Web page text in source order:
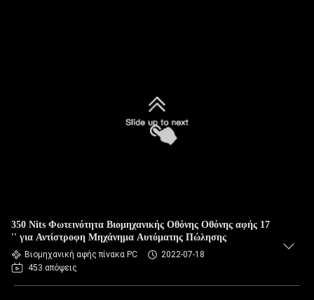
350 Nits Φωτεινότητα Βιομηχανικής Οθόνης Οθόνης αφής 17
'' για Αντίστροφη Μηχάνημα Αυτόματης Πώλησης
Βιομηχανική αφής πίνακα PC
2022-07-18
453 απόψεις